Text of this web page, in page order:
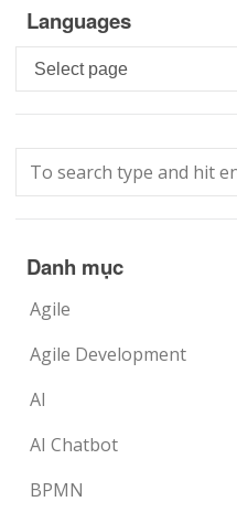
Languages
Languages
Danh mục
Agile
Agile Development
AI
AI Chatbot
BPMN